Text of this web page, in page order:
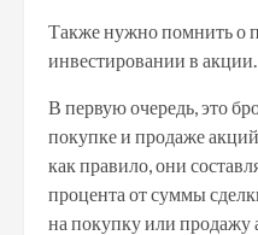
Также нужно помнить о
инвестировании в акции.
В первую очередь, это
покупке и продаже
как правило, они
процента от суммы
на покупку или продажу